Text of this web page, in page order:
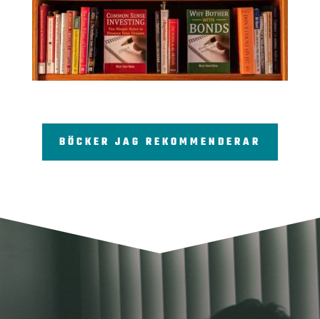
BÖCKER JAG REKOMMENDERAR